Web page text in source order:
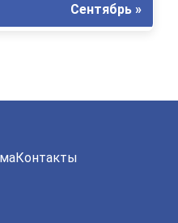
Сентябрь »
Контакты